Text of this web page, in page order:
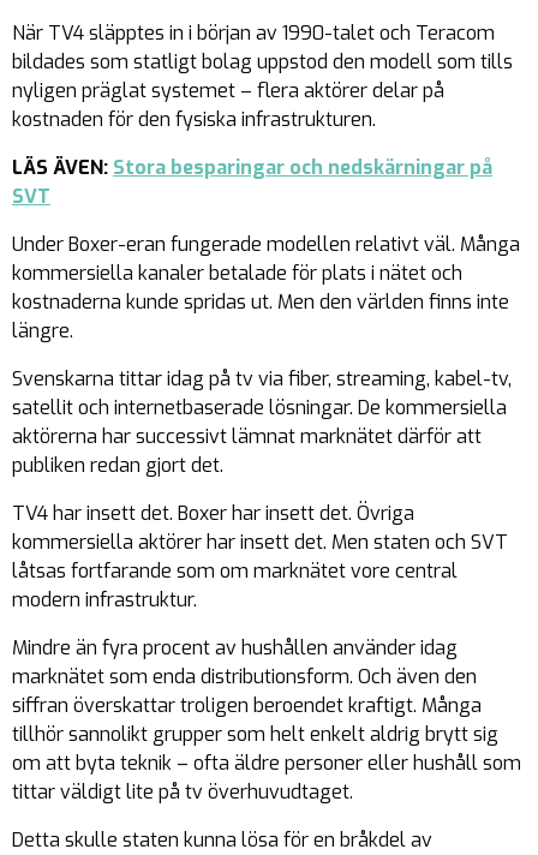
När TV4 släpptes in i början av 1990-talet och Teracom
bildades som statligt bolag uppstod den modell som tills
nyligen präglat systemet – flera aktörer delar på
kostnaden för den fysiska infrastrukturen.
LÄS ÄVEN: Stora besparingar och nedskärningar på
SVT
Under Boxer-eran fungerade modellen relativt väl. Många
kommersiella kanaler betalade för plats i nätet och
kostnaderna kunde spridas ut. Men den världen finns inte
längre.
Svenskarna tittar idag på tv via fiber, streaming, kabel-tv,
satellit och internetbaserade lösningar. De kommersiella
aktörerna har successivt lämnat marknätet därför att
publiken redan gjort det.
TV4 har insett det. Boxer har insett det. Övriga
kommersiella aktörer har insett det. Men staten och SVT
låtsas fortfarande som om marknätet vore central
modern infrastruktur.
Mindre än fyra procent av hushållen använder idag
marknätet som enda distributionsform. Och även den
siffran överskattar troligen beroendet kraftigt. Många
tillhör sannolikt grupper som helt enkelt aldrig brytt sig
om att byta teknik – ofta äldre personer eller hushåll som
tittar väldigt lite på tv överhuvudtaget.
Detta skulle staten kunna lösa för en bråkdel av